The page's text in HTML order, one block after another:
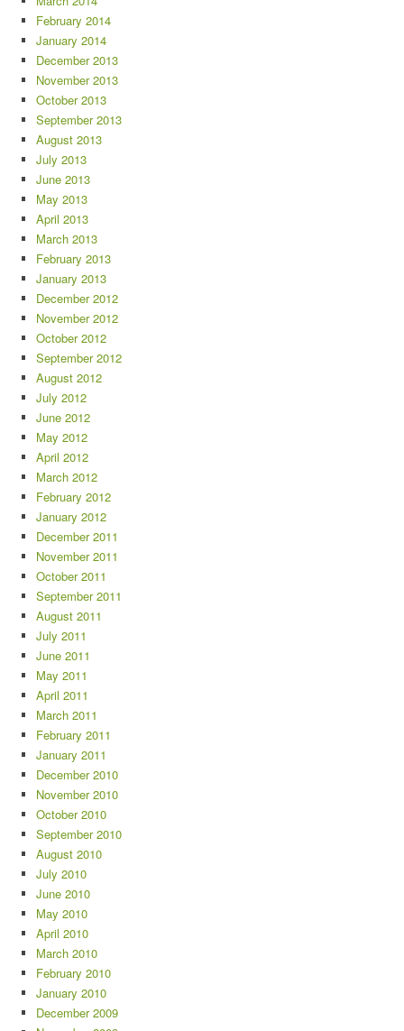
February 2014
January 2014
December 2013
November 2013
October 2013
September 2013
August 2013
July 2013
June 2013
May 2013
April 2013
March 2013
February 2013
January 2013
December 2012
November 2012
October 2012
September 2012
August 2012
July 2012
June 2012
May 2012
April 2012
March 2012
February 2012
January 2012
December 2011
November 2011
October 2011
September 2011
August 2011
July 2011
June 2011
May 2011
April 2011
March 2011
February 2011
January 2011
December 2010
November 2010
October 2010
September 2010
August 2010
July 2010
June 2010
May 2010
April 2010
March 2010
February 2010
January 2010
December 2009